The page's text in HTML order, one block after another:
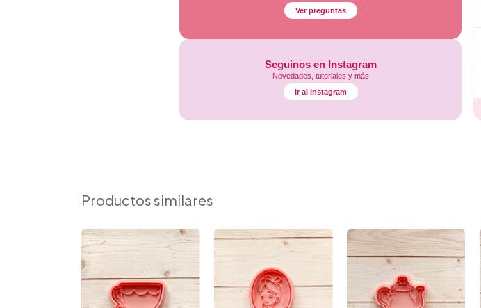
Ver preguntas
Seguinos en Instagram
Novedades, tutoriales y más
Ir al Instagram
Productos similares